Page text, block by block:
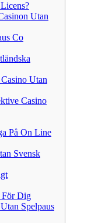
Utan
Co
Utan
Casino
På On Line
Svensk
För Dig
Spelpaus